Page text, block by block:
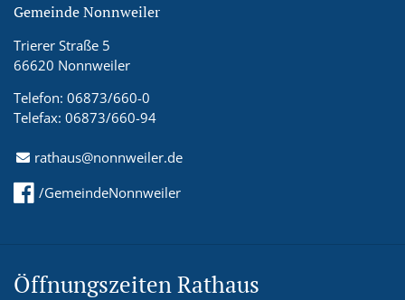
Gemeinde Nonnweiler
Trierer Straße 5
66620 Nonnweiler
Telefon: 06873/660-0
Telefax: 06873/660-94
rathaus@nonnweiler.de
/GemeindeNonnweiler
Öffnungszeiten Rathaus